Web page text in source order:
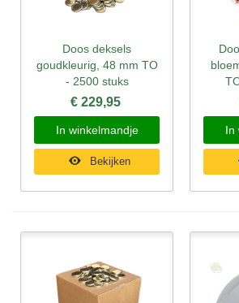
Doos deksels
goudkleurig, 48 mm TO
- 2500 stuks
€ 229,95
In winkelmandje
Bekijken
In